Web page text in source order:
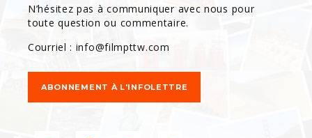
N’hésitez pas à communiquer avec nous pour
toute question ou commentaire.
Courriel : info@filmpttw.com
ABONNEMENT À L'INFOLETTRE